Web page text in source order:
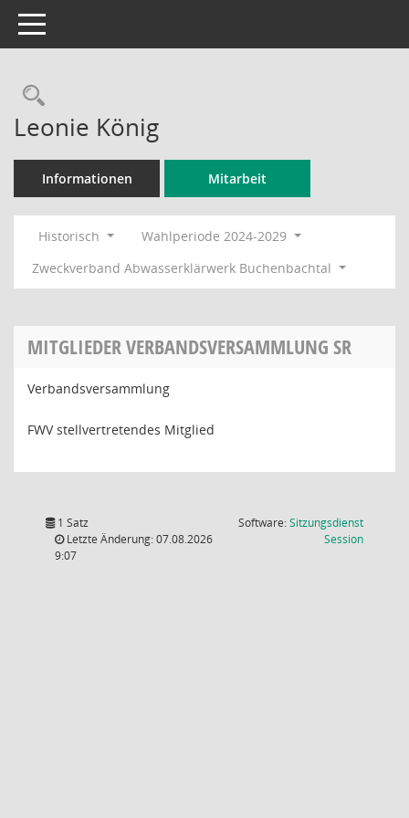
Toggle navigation
Rechercheauswahl
Leonie König
Informationen Mitarbeit
Historisch
Wahlperiode 2024-2029
Zweckverband Abwasserklärwerk Buchenbachtal
MITGLIEDER VERBANDSVERSAMMLUNG SR
Verbandsversammlung
FWV stellvertretendes Mitglied
1 Satz
Letzte Änderung: 07.08.2026
9:07
Software:Sitzungsdienst
Session(Wird in